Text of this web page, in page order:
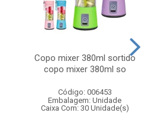
Copo mixer 380ml sortido
copo mixer 380ml so
Código: 006453
Embalagem: Unidade
Caixa Com: 30 Unidade(s)